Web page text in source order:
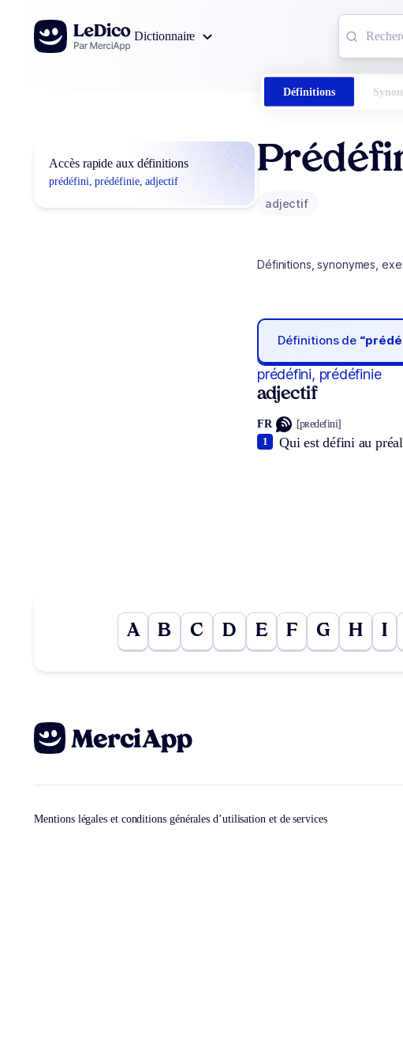
Aller au contenu
Dictionnaire
Définitions
Accès rapide aux définitions
prédéfini, prédéfinie, adjectif
adjectif
Définitions, synonymes,
Définitions de
prédéfini, prédéfinie
adjectif
FR [pʀedefini]
Qui est défini au
1
A B C D E F G H I
Mentions légales et conditions générales d’utilisation et de services